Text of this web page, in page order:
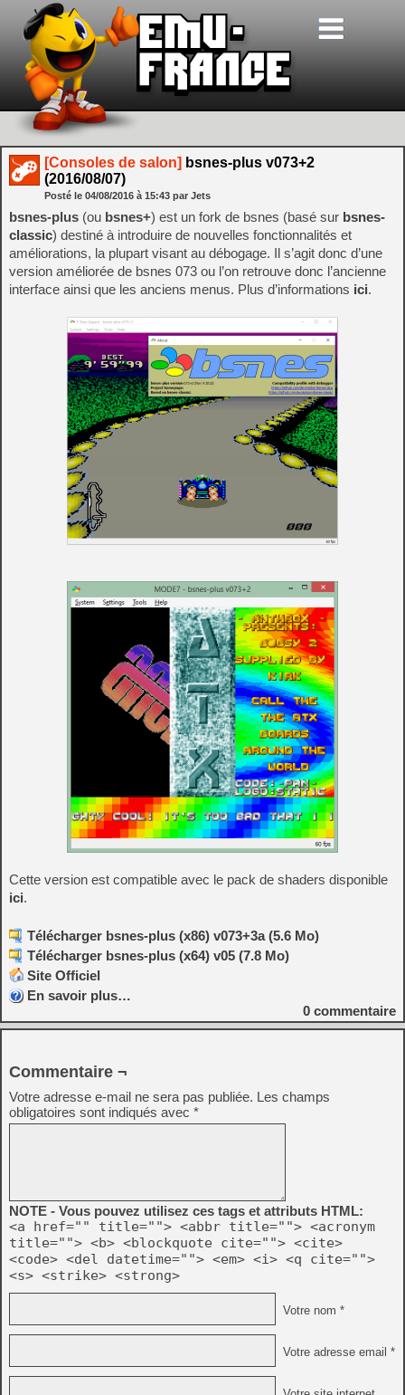
[Consoles de salon] bsnes-plus v073+2
(2016/08/07)
Posté le 04/08/2016 à 15:43 par Jets
bsnes-plus (ou bsnes+) est un fork de bsnes (basé sur bsnes-
classic) destiné à introduire de nouvelles fonctionnalités et
améliorations, la plupart visant au débogage. Il s’agit donc d’une
version améliorée de bsnes 073 ou l’on retrouve donc l’ancienne
interface ainsi que les anciens menus. Plus d’informations ici.
Cette version est compatible avec le pack de shaders disponible
ici.
Télécharger bsnes-plus (x86) v073+3a (5.6 Mo)
Télécharger bsnes-plus (x64) v05 (7.8 Mo)
Site Officiel
En savoir plus…
0 commentaire
Commentaire ¬
Votre adresse e-mail ne sera pas publiée. Les champs
obligatoires sont indiqués avec *
NOTE - Vous pouvez utilisez ces tags et attributs HTML:
<a href="" title=""> <abbr title=""> <acronym
title=""> <b> <blockquote cite=""> <cite>
<code> <del datetime=""> <em> <i> <q cite="">
<s> <strike> <strong>
Votre nom *
Votre adresse email *